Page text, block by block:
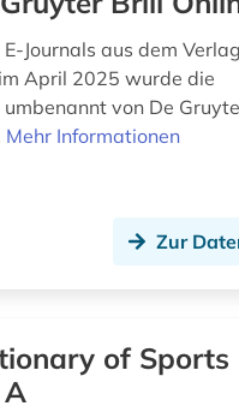
E-Journals aus dem
April 2025 wurde die
von De
Mehr Informationen
Zur
of Sports